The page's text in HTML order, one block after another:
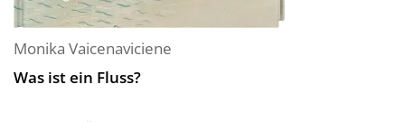
Monika Vaicenaviciene
Was ist ein Fluss?